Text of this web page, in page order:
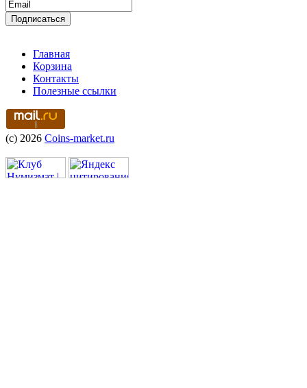
Главная
Корзина
Контакты
Полезные ссылки
(c) 2026 Coins-market.ru